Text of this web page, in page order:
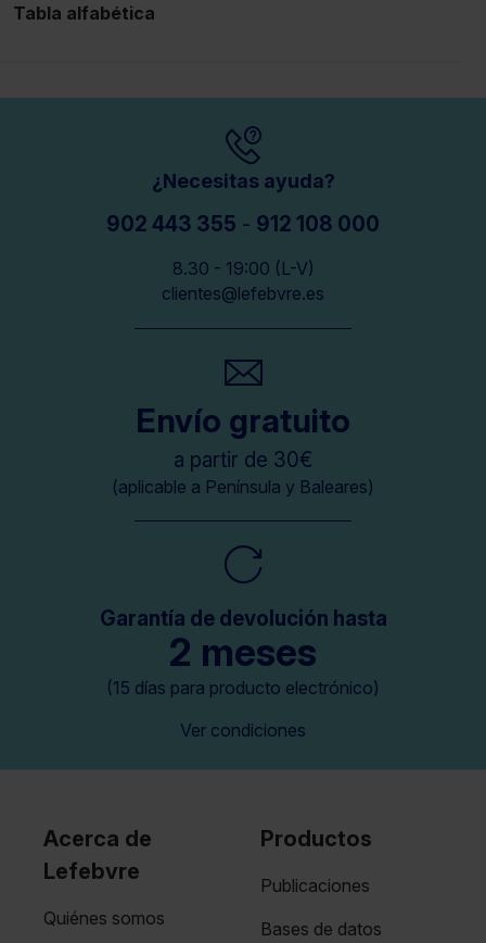
Tabla alfabética
¿Necesitas ayuda?
902 443 355 - 912 108 000
8.30 - 19:00 (L-V)
clientes@lefebvre.es
Envío gratuito
a partir de 30€
(aplicable a Península y Baleares)
Garantía de devolución hasta
2 meses
(15 días para producto electrónico)
Ver condiciones
Acerca de
Lefebvre
Quiénes somos
Productos
Publicaciones
Bases de datos